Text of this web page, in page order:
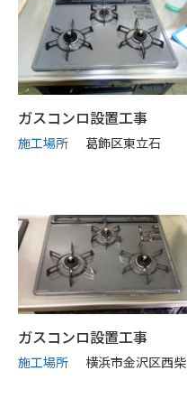
ガスコンロ設置工事
施工場所 葛飾区東立石
ガスコンロ設置工事
施工場所 横浜市金沢区西柴